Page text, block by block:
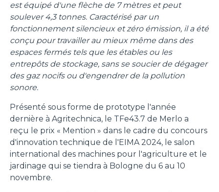
est équipé d'une flèche de 7 mètres et peut
soulever 4,3 tonnes. Caractérisé par un
fonctionnement silencieux et zéro émission, il a été
conçu pour travailler au mieux même dans des
espaces fermés tels que les étables ou les
entrepôts de stockage, sans se soucier de dégager
des gaz nocifs ou d'engendrer de la pollution
sonore.
Présenté sous forme de prototype l'année
dernière à Agritechnica, le TFe43.7 de Merlo a
reçu le prix « Mention » dans le cadre du concours
d'innovation technique de l'EIMA 2024, le salon
international des machines pour l'agriculture et le
jardinage qui se tiendra à Bologne du 6 au 10
novembre.